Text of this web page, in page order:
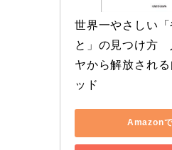
世界一やさしい「
と」の見つけ方
ヤから解放され
ッド
Amazon